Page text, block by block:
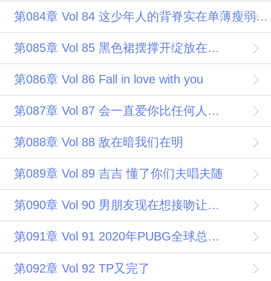
第084章 Vol 84 这少年人的背脊实在单薄瘦弱得很
第085章 Vol 85 黑色裙摆撑开绽放在银灰色西裤上
第086章 Vol 86 Fall in love with you
第087章 Vol 87 会一直爱你比任何人都爱你
第088章 Vol 88 敌在暗我们在明
第089章 Vol 89 吉吉 懂了你们夫唱夫随
第090章 Vol 90 男朋友现在想接吻让不让
第091章 Vol 91 2020年PUBG全球总决赛现在开始
第092章 Vol 92 TP又完了